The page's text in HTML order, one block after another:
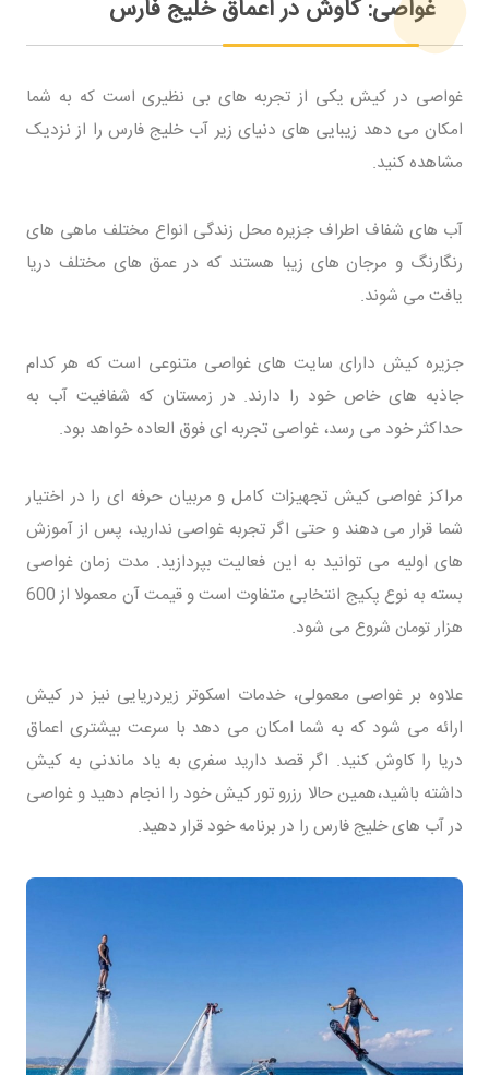
غواصی: کاوش در اعماق خلیج فارس
غواصی در کیش یکی از تجربه های بی نظیری است که به شما
امکان می دهد زیبایی های دنیای زیر آب خلیج فارس را از نزدیک
مشاهده کنید.
آب های شفاف اطراف جزیره محل زندگی انواع مختلف ماهی های
رنگارنگ و مرجان های زیبا هستند که در عمق های مختلف دریا
یافت می شوند.
جزیره کیش دارای سایت های غواصی متنوعی است که هر کدام
جاذبه های خاص خود را دارند. در زمستان که شفافیت آب به
حداکثر خود می رسد، غواصی تجربه ای فوق العاده خواهد بود.
مراکز غواصی کیش تجهیزات کامل و مربیان حرفه ای را در اختیار
شما قرار می دهند و حتی اگر تجربه غواصی ندارید، پس از آموزش
های اولیه می توانید به این فعالیت بپردازید. مدت زمان غواصی
بسته به نوع پکیج انتخابی متفاوت است و قیمت آن معمولا از 600
هزار تومان شروع می شود.
علاوه بر غواصی معمولی، خدمات اسکوتر زیردریایی نیز در کیش
ارائه می شود که به شما امکان می دهد با سرعت بیشتری اعماق
دریا را کاوش کنید. اگر قصد دارید سفری به یاد ماندنی به کیش
داشته باشید،همین حالا رزرو تور کیش خود را انجام دهید و غواصی
در آب های خلیج فارس را در برنامه خود قرار دهید.